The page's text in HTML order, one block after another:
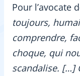
Pour l’avocate
toujours,
comprendre,
choque, qui
scandalise. […]